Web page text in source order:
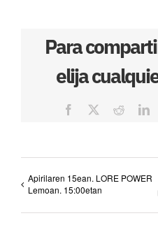
Para
elija
Facebook Reddit
Apirilaren 15ean. LORE POWER
Lemoan. 15:00etan